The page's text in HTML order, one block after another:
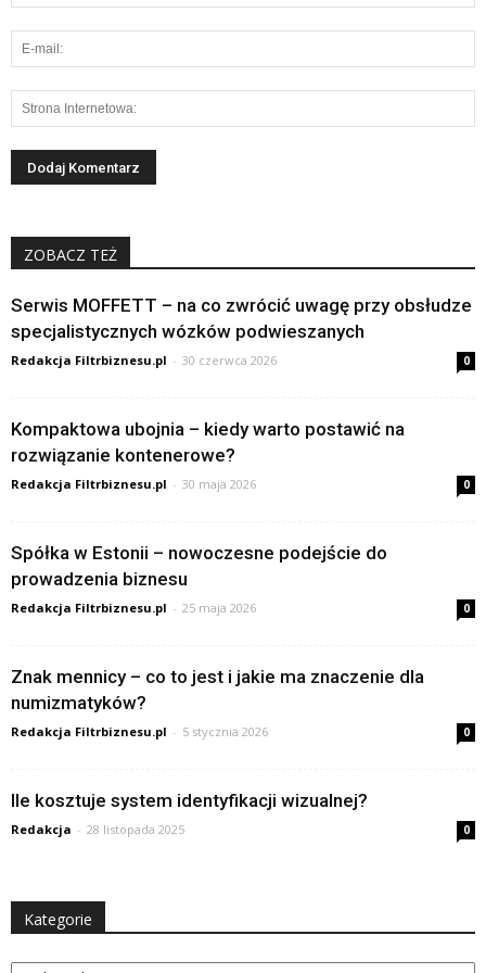
ZOBACZ TEŻ
Serwis MOFFETT – na co zwrócić uwagę przy obsłudze
specjalistycznych wózków podwieszanych
Redakcja Filtrbiznesu.pl - 30 czerwca 2026 0
Kompaktowa ubojnia – kiedy warto postawić na
rozwiązanie kontenerowe?
Redakcja Filtrbiznesu.pl - 30 maja 2026 0
Spółka w Estonii – nowoczesne podejście do
prowadzenia biznesu
Redakcja Filtrbiznesu.pl - 25 maja 2026 0
Znak mennicy – co to jest i jakie ma znaczenie dla
numizmatyków?
Redakcja Filtrbiznesu.pl - 5 stycznia 2026 0
Ile kosztuje system identyfikacji wizualnej?
Redakcja - 28 listopada 2025 0
Kategorie
Kategorie